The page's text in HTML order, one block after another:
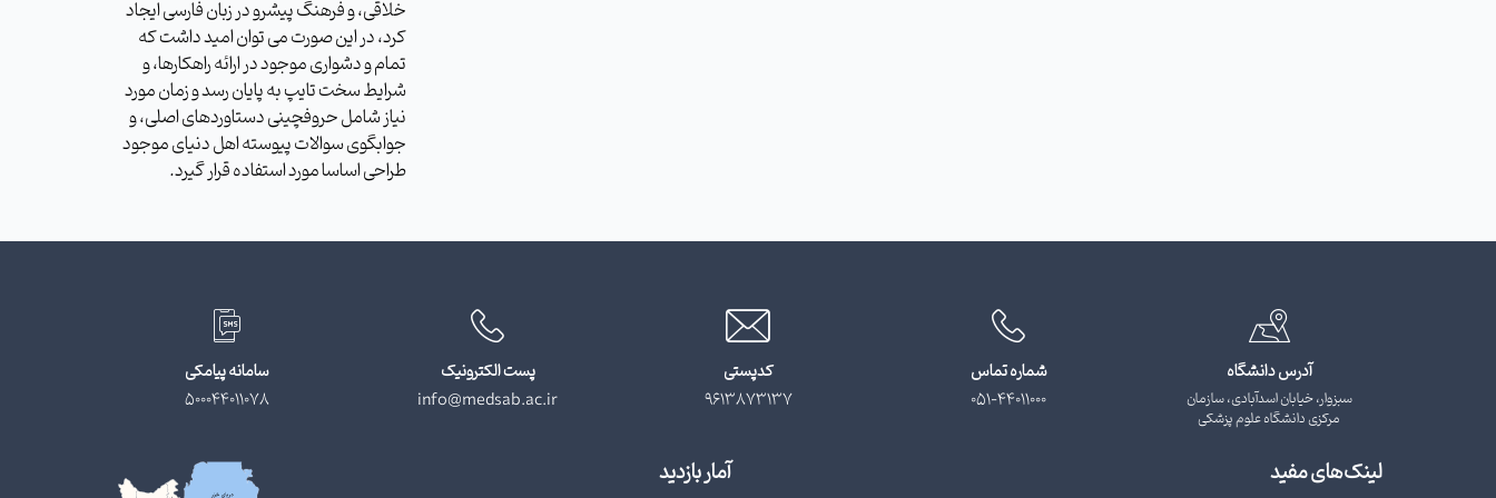
خلاقی، و فرهنگ پیشرو در زبان فارسی ایجاد
کرد، در این صورت می توان امید داشت که
تمام و دشواری موجود در ارائه راهکارها، و
شرایط سخت تایپ به پایان رسد و زمان مورد
نیاز شامل حروفچینی دستاوردهای اصلی، و
جوابگوی سوالات پیوسته اهل دنیای موجود
طراحی اساسا مورد استفاده قرار گیرد.
آدرس دانشگاه
سبزوار، خیابان اسدآبادی، سازمان
مرکزی دانشگاه علوم پزشکی
شماره تماس
051-44011000
کدپستی
9613873137
پست الکترونیک
info@medsab.ac.ir
سامانه پیامکی
500044011078
لینک‌های مفید آمار بازدید